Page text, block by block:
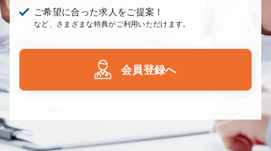
ご希望に合った求人をご提案！
など、さまざまな特典がご利用いただけます。
会員登録へ